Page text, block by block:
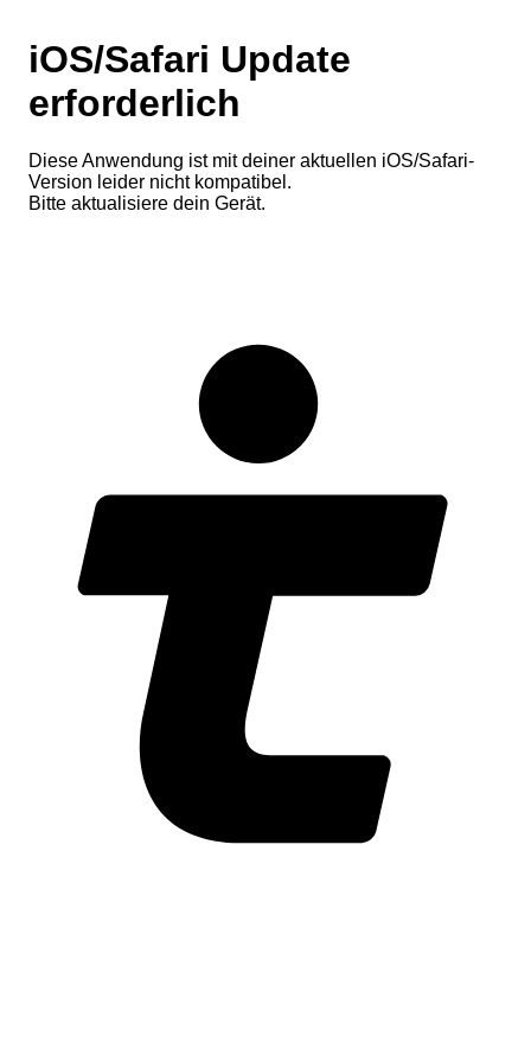
iOS/Safari Update
erforderlich
Diese Anwendung ist mit deiner aktuellen iOS/Safari-
Version leider nicht kompatibel.
Bitte aktualisiere dein Gerät.